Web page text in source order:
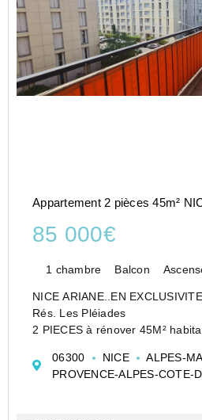
Appartement 2 pièces 45m²
85 000€
1 chambre Balcon
NICE ARIANE..EN EXCLUSIVITE
Rés. Les Pléiades
2 PIECES à rénover 45M²
06300
NICE
ALPES-
PROVENCE-ALPES-COTE-